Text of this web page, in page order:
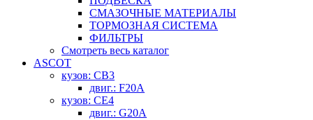
СМАЗОЧНЫЕ МАТЕРИАЛЫ
ТОРМОЗНАЯ СИСТЕМА
ФИЛЬТРЫ
Смотреть весь каталог
ASCOT
кузов: CB3
двиг.: F20A
кузов: CE4
двиг.: G20A